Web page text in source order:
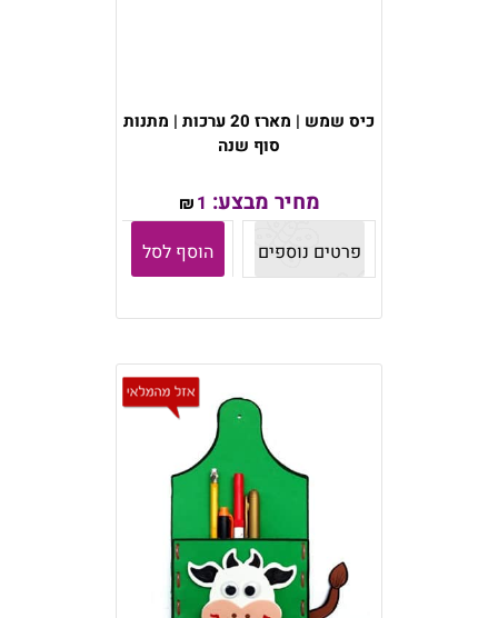
כיס שמש | מארז 20 ערכות | מתנות
סוף שנה
מחיר מבצע: ₪1
פרטים נוספים
הוסף לסל